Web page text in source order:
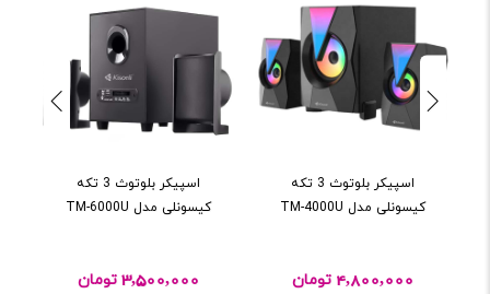
اسپیکر بلوتوث 3 تکه
کیسونلی مدل TM-4000U
4,800,000 تومان
اسپیکر بلوتوث 3 تکه
کیسونلی مدل TM-6000U
3,500,000 تومان